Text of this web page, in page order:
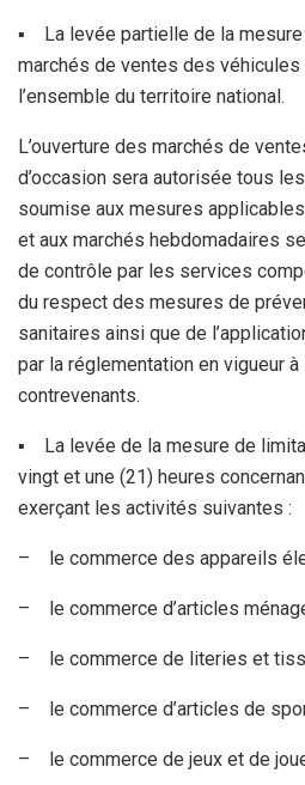
▪ La levée partielle de la
marchés de ventes des véhicules
l’ensemble du territoire national.
L’ouverture des marchés de
d’occasion sera autorisée tous
soumise aux mesures
et aux marchés hebdomadaires
de contrôle par les services
du respect des mesures de
sanitaires ainsi que de
par la réglementation en vigueur à
contrevenants.
▪ La levée de la mesure de
vingt et une (21) heures
exerçant les activités suivantes :
– le commerce des appareils
– le commerce d’articles
– le commerce de literies et
– le commerce d’articles de
– le commerce de jeux et de